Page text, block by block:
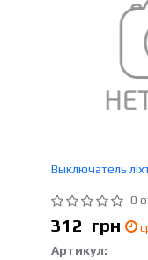
Выключатель
0
312 грн
Артикул: